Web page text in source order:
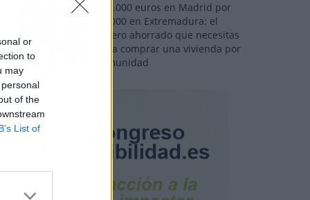
or
to
may
of the
List of
110.000 euros en Madrid por
31.000 en Extremadura: el
dinero ahorrado que necesitas
para comprar una vivienda por
comunidad